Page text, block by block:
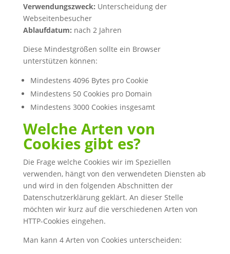
Verwendungszweck: Unterscheidung der
Webseitenbesucher
Ablaufdatum: nach 2 Jahren
Diese Mindestgrößen sollte ein Browser
unterstützen können:
Mindestens 4096 Bytes pro Cookie
Mindestens 50 Cookies pro Domain
Mindestens 3000 Cookies insgesamt
Welche Arten von
Cookies gibt es?
Die Frage welche Cookies wir im Speziellen
verwenden, hängt von den verwendeten Diensten ab
und wird in den folgenden Abschnitten der
Datenschutzerklärung geklärt. An dieser Stelle
möchten wir kurz auf die verschiedenen Arten von
HTTP-Cookies eingehen.
Man kann 4 Arten von Cookies unterscheiden: